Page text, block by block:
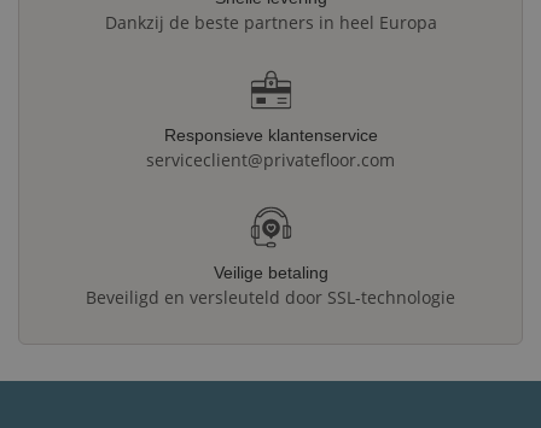
Dankzij de beste partners in heel Europa
Responsieve klantenservice
serviceclient@privatefloor.com
Veilige betaling
Beveiligd en versleuteld door SSL-technologie